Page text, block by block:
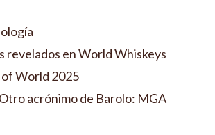
revelados en World Whiskeys
World 2025
acrónimo de Barolo: MGA